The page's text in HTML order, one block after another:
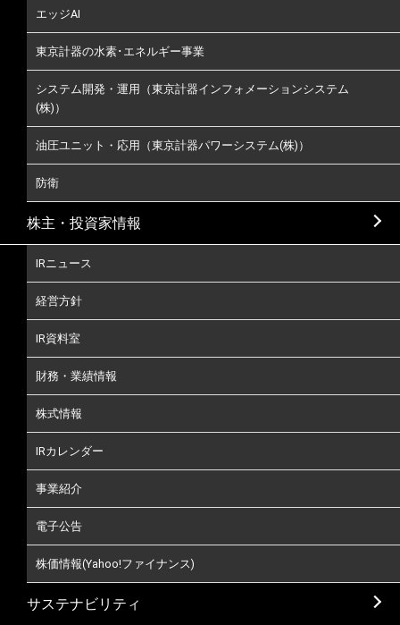
エッジAI
東京計器の水素･エネルギー事業
システム開発・運用（東京計器インフォメーションシステム
(株)）
油圧ユニット・応用（東京計器パワーシステム(株)）
防衛
株主・投資家情報
IRニュース
経営方針
IR資料室
財務・業績情報
株式情報
IRカレンダー
事業紹介
電子公告
株価情報(Yahoo!ファイナンス)
サステナビリティ